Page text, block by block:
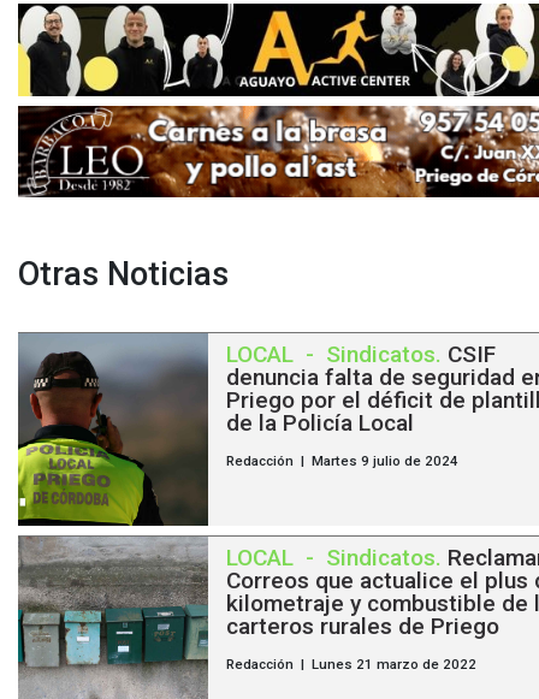
Otras Noticias
LOCAL - Sindicatos. CSIF
denuncia falta de seguridad
Priego por el déficit de
de la Policía Local
Redacción | Martes 9 julio de 2024
LOCAL - Sindicatos.
Correos que actualice el plus
kilometraje y combustible de
carteros rurales de Priego
Redacción | Lunes 21 marzo de 2022